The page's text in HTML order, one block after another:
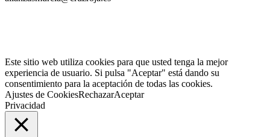
Este sitio web utiliza cookies para que usted tenga la mejor
experiencia de usuario. Si pulsa "Aceptar" está dando su
consentimiento para la aceptación de todas las cookies.
Ajustes de CookiesRechazarAceptar
Privacidad